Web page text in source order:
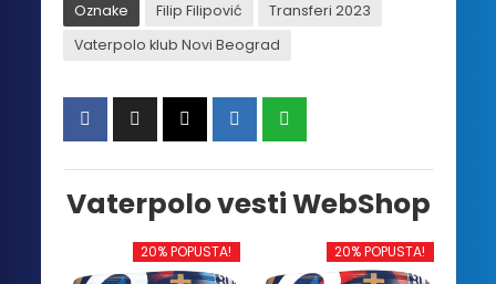
Oznake Filip Filipović
Transferi 2023
Vaterpolo klub Novi Beograd
Vaterpolo vesti WebShop
20% POPUSTA! 20% POPUSTA!